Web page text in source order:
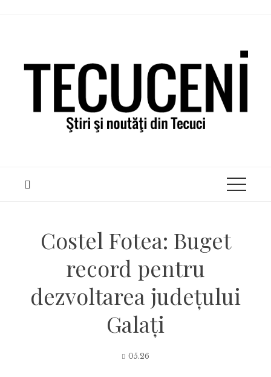
Costel Fotea: Buget
record pentru
dezvoltarea județului
Galați
05.26